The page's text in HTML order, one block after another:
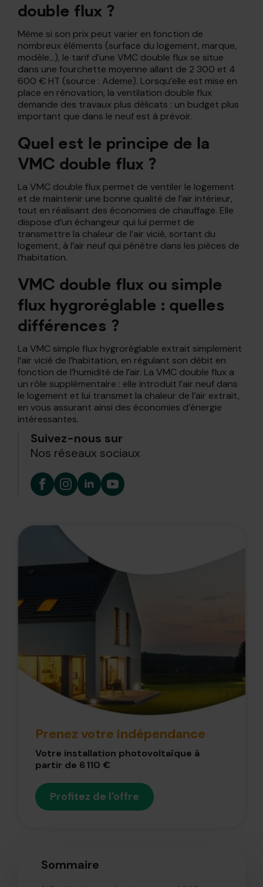
double flux ?
Même si son prix peut varier en fonction de
nombreux éléments (surface du logement, marque,
modèle…), le tarif d’une VMC double flux se situe
dans une fourchette moyenne allant de 2 300 et 4
600 € HT (source : Ademe). Lorsqu’elle est mise en
place en rénovation, la ventilation double flux
demande des travaux plus délicats : un budget plus
important que dans le neuf est à prévoir.
Quel est le principe de la
VMC double flux ?
La VMC double flux permet de ventiler le logement
et de maintenir une bonne qualité de l’air intérieur,
tout en réalisant des économies de chauffage. Elle
dispose d’un échangeur qui lui permet de
transmettre la chaleur de l’air vicié, sortant du
logement, à l’air neuf qui pénètre dans les pièces de
l’habitation.
VMC double flux ou simple
flux hygroréglable : quelles
différences ?
La VMC simple flux hygroréglable extrait simplement
l’air vicié de l’habitation, en régulant son débit en
fonction de l’humidité de l’air. La VMC double flux a
un rôle supplémentaire : elle introduit l’air neuf dans
le logement et lui transmet la chaleur de l’air extrait,
en vous assurant ainsi des économies d’énergie
intéressantes.
Suivez-nous sur
Nos réseaux sociaux
Prenez votre indépendance
Votre installation photovoltaïque à
partir de 6 110 €
Profitez de l'offre
Sommaire